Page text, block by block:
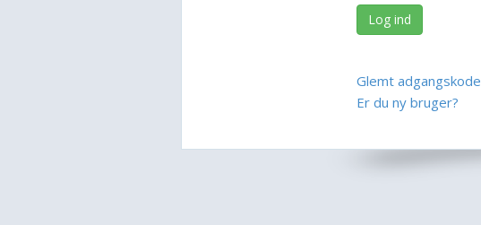
Log ind
Glemt adgangskode
Er du ny bruger?